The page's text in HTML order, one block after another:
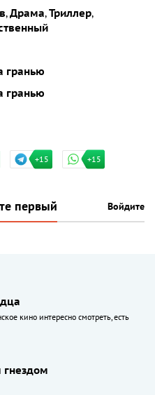
,Драма,Триллер,
гранью
гранью
+15 +15
первый Войдите
кино интересно смотреть, есть
гнездом